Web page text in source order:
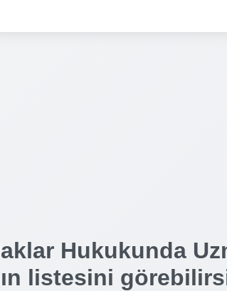
Hukukunda
listesini